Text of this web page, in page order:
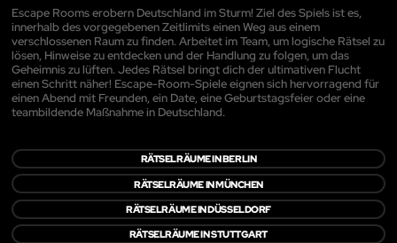
Escape Rooms erobern Deutschland im Sturm! Ziel des Spiels ist es,
innerhalb des vorgegebenen Zeitlimits einen Weg aus einem
verschlossenen Raum zu finden. Arbeitet im Team, um logische Rätsel zu
lösen, Hinweise zu entdecken und der Handlung zu folgen, um das
Geheimnis zu lüften. Jedes Rätsel bringt dich der ultimativen Flucht
einen Schritt näher! Escape-Room-Spiele eignen sich hervorragend für
einen Abend mit Freunden, ein Date, eine Geburtstagsfeier oder eine
teambildende Maßnahme in Deutschland.
RÄTSELRÄUME IN BERLIN
RÄTSELRÄUME IN MÜNCHEN
RÄTSELRÄUME IN DÜSSELDORF
RÄTSELRÄUME IN STUTTGART